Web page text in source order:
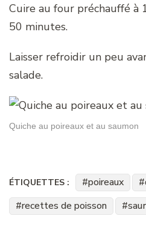
Cuire au four préchauffé à
50 minutes.
Laisser refroidir un peu
salade.
Quiche au poireaux et au saumon
ÉTIQUETTES : poireaux
recettes de poisson